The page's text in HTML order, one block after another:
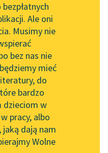
Leśmianator
Przewodnik dla piszących i
czytających
API
OAI-PMH
Widget Wolnych Lektur
Przypisy
Ale oni
Musimy nie
bez nas nie
mieć
do
bardzo
dzieciom w
pracy, albo
dają nam
Wolne